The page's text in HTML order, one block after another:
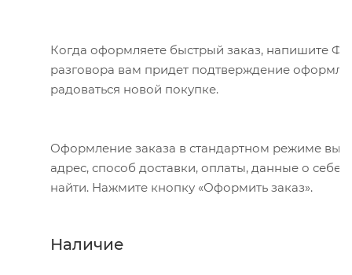
Когда оформляете быстрый заказ, напишите
разговора вам придет подтверждение
радоваться новой покупке.
Оформление заказа в стандартном режиме
адрес, способ доставки, оплаты, данные о
найти. Нажмите кнопку «Оформить заказ».
Наличие